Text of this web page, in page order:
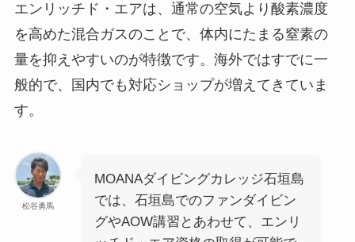
エンリッチド・エアは、通常の空気より酸素濃度
を高めた混合ガスのことで、体内にたまる窒素の
量を抑えやすいのが特徴です。海外ではすでに一
般的で、国内でも対応ショップが増えてきていま
す。
松谷勇馬
MOANAダイビングカレッジ石垣島
では、石垣島でのファンダイビン
グやAOW講習とあわせて、エンリ